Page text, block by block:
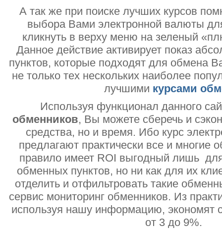
А так же при поиске лучших курсов
выбора Вами электронной валюты
кликнуть в верху меню на зеленый
Данное действие активирует показ
пунктов, которые подходят для обмена
не только тех нескольких наиболее
лучшими курсами
Используя функционал данного
обменников, Вы можете сберечь и
средства, но и время. Ибо курс
предлагают практически все и многие
правило имеет ROI выгодный лишь
обменных пунктов, но ни как для их
отделить и отфильтровать такие
сервис мониторинг обменников. Из
используя нашу информацию, экономят
от 3 до 9%.